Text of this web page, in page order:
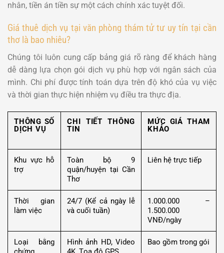
nhân, tiền án tiền sự một cách chính xác tuyệt đối.
Giá thuê dịch vụ tại văn phòng thám tử tư uy tín tại cần
thơ là bao nhiêu?
Chúng tôi luôn cung cấp bảng giá rõ ràng để khách hàng
dễ dàng lựa chọn gói dịch vụ phù hợp với ngân sách của
mình. Chi phí được tính toán dựa trên độ khó của vụ việc
và thời gian thực hiện nhiệm vụ điều tra thực địa.
THÔNG SỐ
DỊCH VỤ
CHI TIẾT THÔNG
TIN
MỨC GIÁ THAM
KHẢO
Khu vực hỗ
trợ
Toàn bộ 9
quận/huyện tại Cần
Thơ
Liên hệ trực tiếp
Thời gian
làm việc
24/7 (Kể cả ngày lễ
và cuối tuần)
1.000.000 –
1.500.000
VNĐ/ngày
Loại bằng
Hình ảnh HD, Video
Bao gồm trong gói